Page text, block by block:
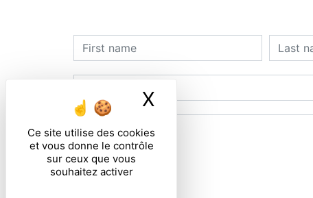
Ce site utilise des cookies
et vous donne le contrôle
sur ceux que vous
souhaitez activer
X Masquer le